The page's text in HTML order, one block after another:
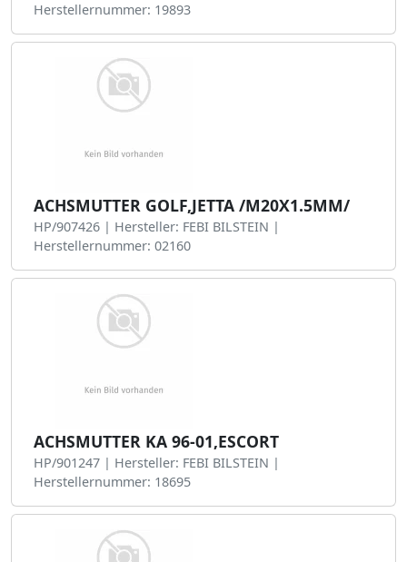
Herstellernummer: 19893
ACHSMUTTER GOLF,JETTA /M20X1.5MM/
HP/907426 | Hersteller: FEBI BILSTEIN |
Herstellernummer: 02160
ACHSMUTTER KA 96-01,ESCORT
HP/901247 | Hersteller: FEBI BILSTEIN |
Herstellernummer: 18695